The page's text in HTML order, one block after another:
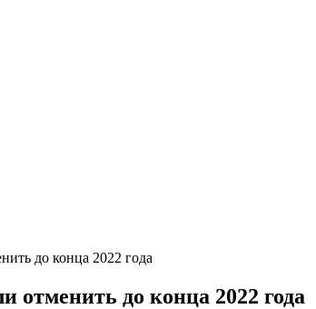
до конца 2022 года
до конца 2022 года